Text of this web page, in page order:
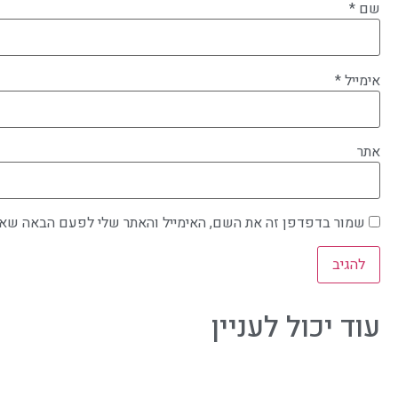
שם *
אימייל*
אתר
שמור בדפדפן זה את השם, האימייל והאתר שלי לפעם הבאה
עוד יכול לעניין